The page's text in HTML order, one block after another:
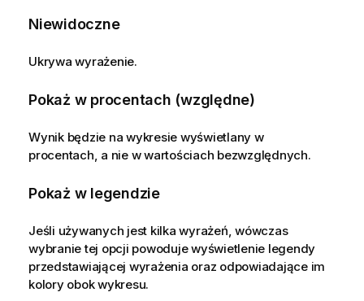
Niewidoczne
Ukrywa wyrażenie.
Pokaż w procentach (względne)
Wynik będzie na wykresie wyświetlany w
procentach, a nie w wartościach bezwzględnych.
Pokaż w legendzie
Jeśli używanych jest kilka wyrażeń, wówczas
wybranie tej opcji powoduje wyświetlenie legendy
przedstawiającej wyrażenia oraz odpowiadające im
kolory obok wykresu.